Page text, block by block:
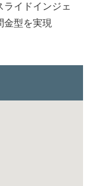
ライドインジェ
金型を実現